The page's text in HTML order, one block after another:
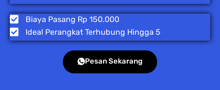
Biaya Pasang Rp 150.000
Ideal Perangkat Terhubung Hingga 5
Pesan Sekarang